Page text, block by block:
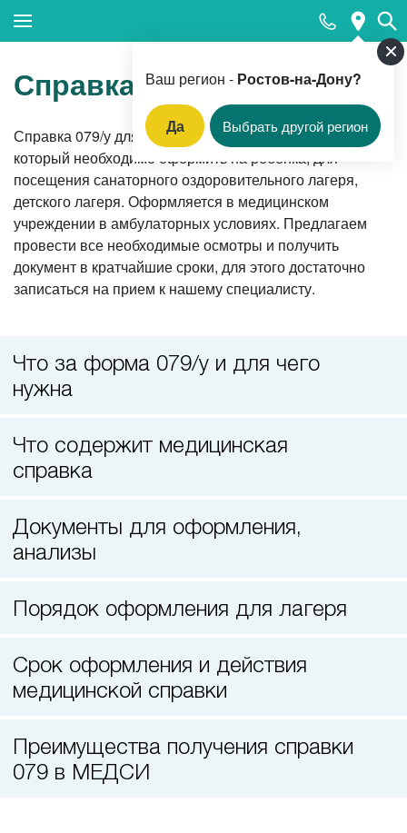
Ваш регион - Ростов-на-Дону?
Да Выбрать другой регион
Популярные запросы
Клинико-лабораторная диагностика (анализы)
Вакцинация
Прием педиатра
Прием гинеколога
Вызов врача-терапевта на дом
Прием оториноларинголога
Справка 079/у для лагеря
Справка 079/у для лагеря является документом,
который необходимо оформить на ребенка, для
посещения санаторного оздоровительного лагеря,
детского лагеря. Оформляется в медицинском
учреждении в амбулаторных условиях. Предлагаем
провести все необходимые осмотры и получить
документ в кратчайшие сроки, для этого достаточно
записаться на прием к нашему специалисту.
Что за форма 079/у и для чего
нужна
Что содержит медицинская
справка
Документы для оформления,
анализы
Порядок оформления для лагеря
Срок оформления и действия
медицинской справки
Преимущества получения справки
079 в МЕДСИ